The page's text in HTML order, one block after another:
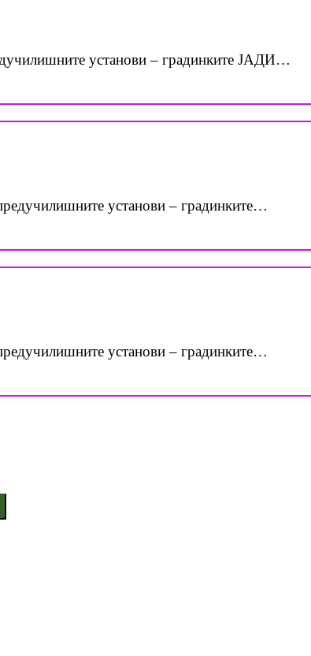
установи – градинките ЈАДИ…
установи – градинките…
установи – градинките…